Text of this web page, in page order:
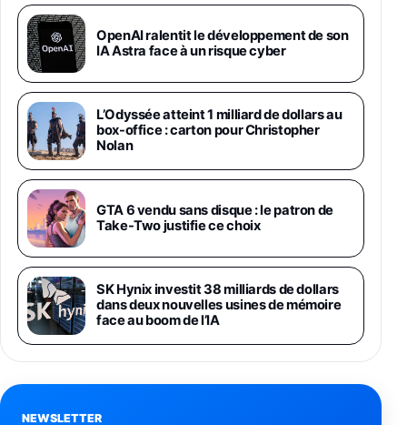
Galaxy S26 Ultra 512 Go Bleu
1019€1399€Fnac (Vendeur Tiers)
Galaxy S26 Ultra 256 Go Violet
892€1199€Fnac (Vendeur Tiers)
Philips SHK2000BL - Casque Enfant - Bleu &
Répartiteur Audio 5 Casques, Blanc
24,94€ 29,96€Fnac (Vendeur Tiers)
Asus RT-AC59U Routeur sans Fil Double
Bande Gigabit (Serveur et Client VPN, Triple
Vlan, Mode Point d'accès et Bridge, contrôle
Parental, Qos)
39,72€ 50,42€Amazon
Panasonic KX-TG6822 Téléphones Sans fil
OpenAI ralentit le développement de son
IA Astra face à un risque cyber
L’Odyssée atteint 1 milliard de dollars au
box-office : carton pour Christopher
Nolan
GTA 6 vendu sans disque : le patron de
Take-Two justifie ce choix
SK Hynix investit 38 milliards de dollars
dans deux nouvelles usines de mémoire
face au boom de l’IA
NEWSLETTER